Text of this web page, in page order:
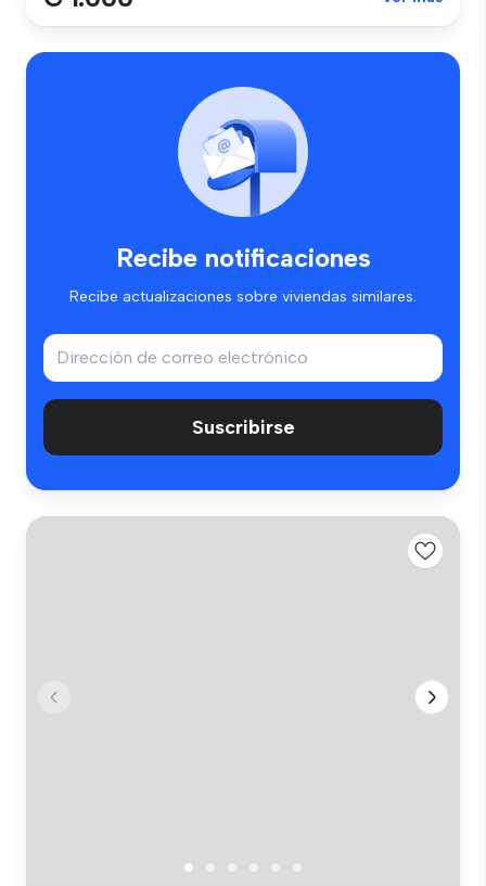
Recibe notificaciones
Recibe actualizaciones sobre viviendas similares.
Suscribirse